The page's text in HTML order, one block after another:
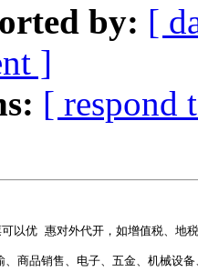
by: [
]
[ respond
以优 惠对外代开，如增值税、地
商品销售、电子、五金、机械设